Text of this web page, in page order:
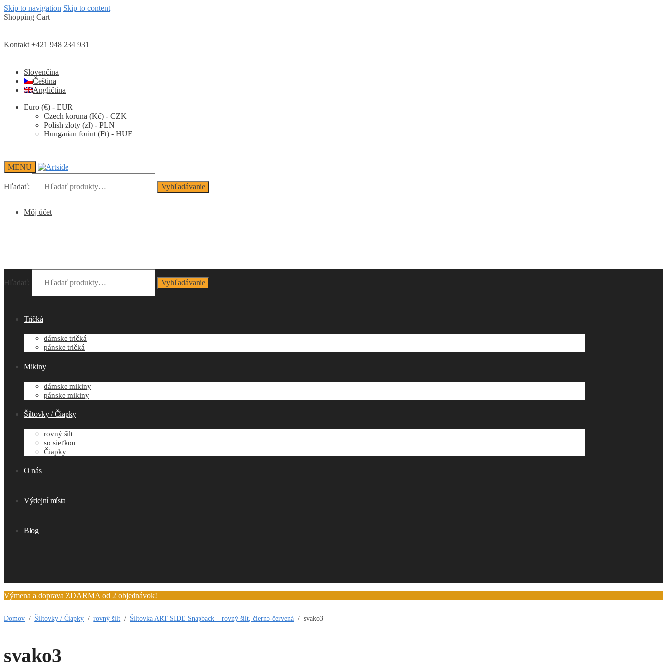
Skip to navigation Skip to content
Shopping Cart
Kontakt +421 948 234 931
Slovenčina
Čeština
Angličtina
Euro (€) - EUR
Czech koruna (Kč) - CZK
Polish złoty (zł) - PLN
Hungarian forint (Ft) - HUF
MENU
Hľadať: Vyhľadávanie
Môj účet
Hľadať: Vyhľadávanie
Tričká
dámske tričká
pánske tričká
Mikiny
dámske mikiny
pánske mikiny
Šiltovky / Čiapky
rovný šilt
so sieťkou
Čiapky
O nás
Výdejní místa
Blog
Výmena a doprava ZDARMA od 2 objednávok!
Domov / Šiltovky / Čiapky / rovný šilt / Šiltovka ART SIDE Snapback – rovný šilt, čierno-červená / svako3
svako3